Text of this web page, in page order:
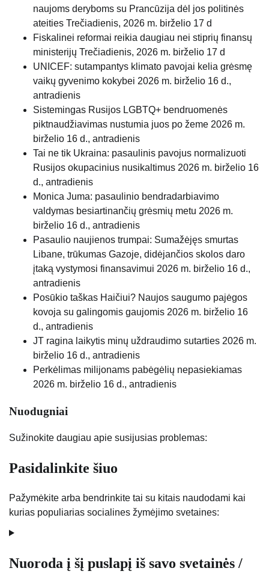
naujoms deryboms su Prancūzija dėl jos politinės
ateities Trečiadienis, 2026 m. birželio 17 d
Fiskalinei reformai reikia daugiau nei stiprių finansų
ministerijų Trečiadienis, 2026 m. birželio 17 d
UNICEF: sutampantys klimato pavojai kelia grėsmę
vaikų gyvenimo kokybei 2026 m. birželio 16 d.,
antradienis
Sistemingas Rusijos LGBTQ+ bendruomenės
piktnaudžiavimas nustumia juos po žeme 2026 m.
birželio 16 d., antradienis
Tai ne tik Ukraina: pasaulinis pavojus normalizuoti
Rusijos okupacinius nusikaltimus 2026 m. birželio 16
d., antradienis
Monica Juma: pasaulinio bendradarbiavimo
valdymas besiartinančių grėsmių metu 2026 m.
birželio 16 d., antradienis
Pasaulio naujienos trumpai: Sumažėjęs smurtas
Libane, trūkumas Gazoje, didėjančios skolos daro
įtaką vystymosi finansavimui 2026 m. birželio 16 d.,
antradienis
Posūkio taškas Haičiui? Naujos saugumo pajėgos
kovoja su galingomis gaujomis 2026 m. birželio 16
d., antradienis
JT ragina laikytis minų uždraudimo sutarties 2026 m.
birželio 16 d., antradienis
Perkėlimas milijonams pabėgėlių nepasiekiamas
2026 m. birželio 16 d., antradienis
Nuodugniai
Sužinokite daugiau apie susijusias problemas:
Pasidalinkite šiuo
Pažymėkite arba bendrinkite tai su kitais naudodami kai
kurias populiarias socialines žymėjimo svetaines:
Nuoroda į šį puslapį iš savo svetainės /